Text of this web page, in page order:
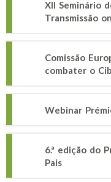
XII Seminário
Transmissão
Comissão
combater o
Webinar
6.ª edição do
Pais